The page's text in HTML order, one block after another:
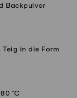
Backpulver
in die Form
°C